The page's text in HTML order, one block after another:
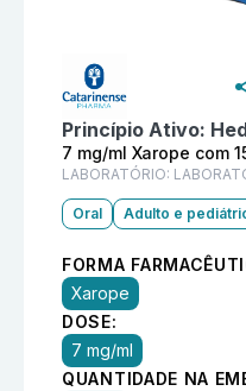
Princípio Ativo:
7 mg/ml Xarope com
LABORATÓRIO:
Oral Adulto e
FORMA
Xarope
DOSE:
7 mg/ml
QUANTIDADE NA